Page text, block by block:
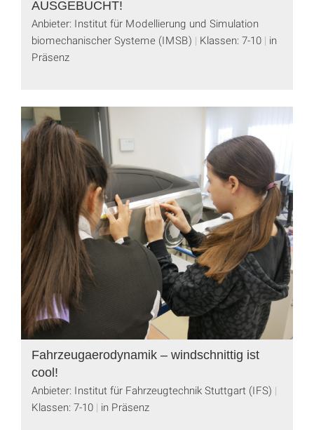
AUSGEBUCHT!
Anbieter: Institut für Modellierung und Simulation
biomechanischer Systeme (IMSB)
Klassen: 7-10 in
Präsenz
Fahrzeugaerodynamik – windschnittig ist
cool!
Anbieter: Institut für Fahrzeugtechnik Stuttgart (IFS)
Klassen: 7-10 in Präsenz